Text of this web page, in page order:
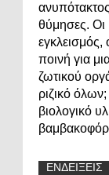
θύμησες. Οι
ποινή για
ζωτικού
ριζικό
βιολογικό
ΕΝΔΕΙΞΕΙΣ